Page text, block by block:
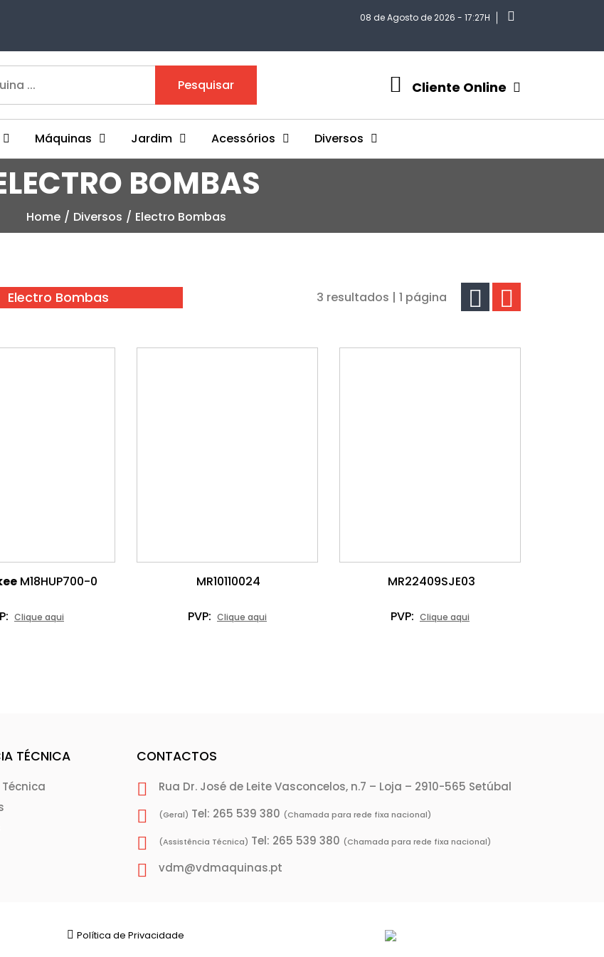
08 de Agosto de 2026 - 17:27H
Pesquisar Cliente Online
Máquinas Jardim Acessórios Diversos
BOMBAS
Home Diversos Electro Bombas
Electro Bombas 3 resultados | 1 página
M18HUP700-0
Clique aqui
MR10110024
PVP: Clique aqui
MR22409SJE03
PVP: Clique aqui
CONTACTOS
Rua Dr. José de Leite Vasconcelos, n.7 – Loja – 2910-565 Setúbal
(Geral) Tel: 265 539 380 (Chamada para rede fixa nacional)
(Assistência Técnica) Tel: 265 539 380 (Chamada para rede fixa nacional)
vdm@vdmaquinas.pt
TÉCNICA
Política de Privacidade